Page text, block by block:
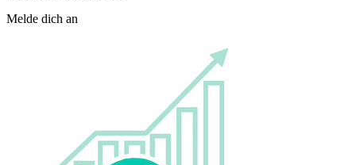
Melde dich an